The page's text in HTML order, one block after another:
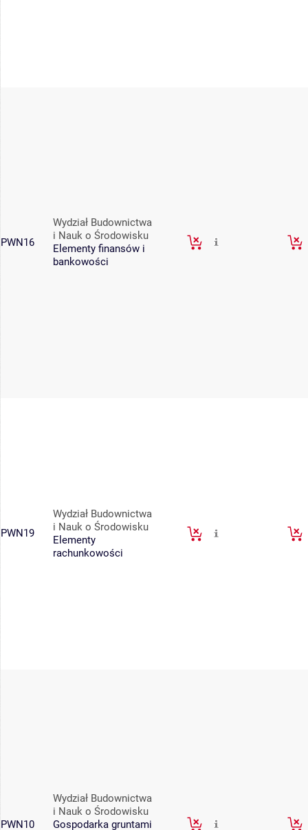
PWN16
Wydział Budownictwa
i Nauk o Środowisku
Elementy finansów i
bankowości
PWN19
Wydział Budownictwa
i Nauk o Środowisku
Elementy
rachunkowości
PWN10
Wydział Budownictwa
i Nauk o Środowisku
Gospodarka gruntami